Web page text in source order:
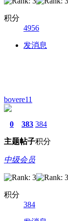
积分
4956
发消息
bovere11
0
主题
383
帖子
384
积分
中级会员
积分
384